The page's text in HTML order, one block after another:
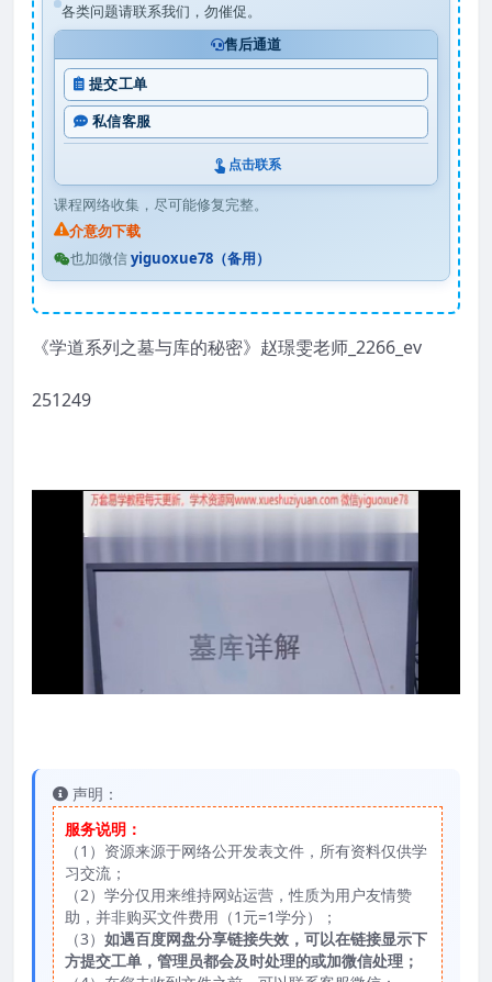
各类问题请联系我们，勿催促。
售后通道
提交工单
私信客服
点击联系
课程网络收集，尽可能修复完整。
介意勿下载
也加微信yiguoxue78（备用）
《学道系列之墓与库的秘密》赵璟雯老师_2266_ev
251249
声明：
服务说明：
（1）资源来源于网络公开发表文件，所有资料仅供学
习交流；
（2）学分仅用来维持网站运营，性质为用户友情赞
助，并非购买文件费用（1元=1学分）；
（3） 如遇百度网盘分享链接失效，可以在链接显示下
方提交工单，管理员都会及时处理的或加微信处理；